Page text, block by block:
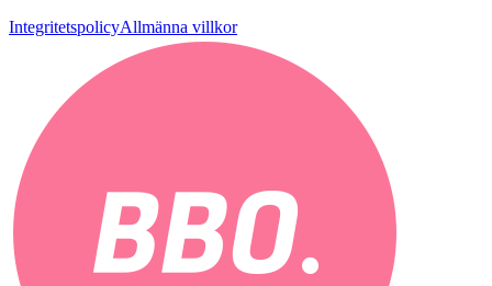
IntegritetspolicyAllmänna villkor